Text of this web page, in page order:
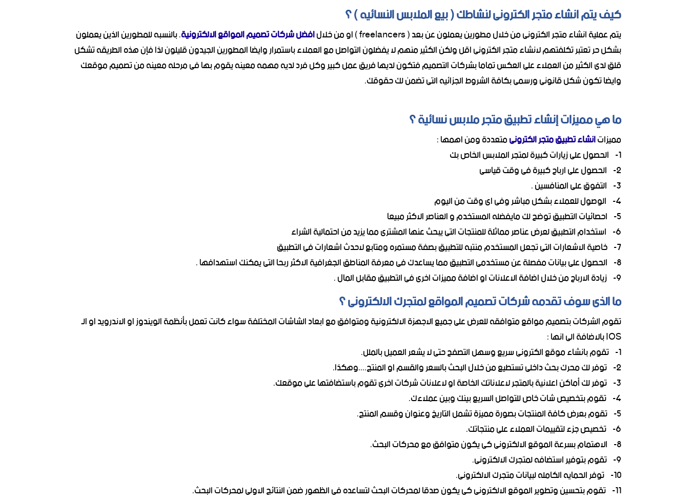
كيف يتم انشاء متجر الكترونى لنشاطك ( بيع الملابس النسائيه ) ؟
يتم عملية انشاء متجر الكترونى من خلال مطورين يعملون عن بعد ( freelancers ) او من خلال افضل شركات تصميم المواقع الالكترونية. بالنسبه للمطورين الذين يعملون
بشكل حر تعتبر تكلفتهم لانشاء متجر الكترونى اقل ولكن الكثير منهم لا يفضلون التواصل مع العملاء باستمرار وايضا المطورين الجيدون قليلون لذا فإن هذه الطريقه تشكل
قلق لدى الكثير من العملاء على العكس تماما بشركات التصميم فتكون لديها فريق عمل كبير وكل فرد لديه مهمه معينه يقوم بها فى مرحله معينه من تصميم موقعك
وايضا تكون شكل قانونى ورسمى بكافة الشروط الجزائيه التى تضمن لك حقوقك.
ما هي مميزات إنشاء تطبيق متجر ملابس نسائية ؟
مميزاتانشاء تطبيق متجر الكترونىمتعددة ومن اهمها :
1- الحصول على زيارات كبيرة لمتجر الملابس الخاص بك
2- الحصول على ارباح كبيرة فى وقت قياسى
3- التفوق على المنافسين .
4- الوصول للعملاء بشكل مباشر وفى اى وقت من اليوم
5- احصائيات التطبيق توضح لك مايفضله المستخدم و العناصر الاكثر مبيعا
6- استخدام التطبيق لعرض عناصر مماثلة للمنتجات التى يبحث عنها المشترى مما يزيد من احتمالية الشراء
7- خاصية الاشعارات التى تجعل المستخدم منتبه للتطبيق بصفة مستمره ومتابع لاحدث اشعارات فى التطبيق
8- الحصول على بيانات مفصلة عن مستخدمى التطبيق مما يساعدك فى معرفة المناطق الجغرافية الاكثر ربحا التى يمكنك استهدافها .
9- زيادة الارباح من خلال اضافة الاعلانات او اضافة مميزات اخرى فى التطبيق مقابل المال .
ما الذى سوف تقدمه شركات تصميم المواقع لمتجرك الالكترونى ؟
تقوم الشركات بتصميم مواقع متوافقه للعرض على جميع الاجهزة الالكترونية ومتوافق مع ابعاد الشاشات المختلفة سواء كانت تعمل بأنظمة الويندوز او الاندرويد او الـ
IOS بالاضافة الى انها :
1- تقوم بانشاء موقع الكترونى سريع وسهل التصفح حتى لا يشعر العميل بالملل.
2- توفر لك محرك بحث داخلى تستطيع من خلال البحث بالسعر والقسم او المنتج....وهكذا.
3- توفر لك أماكن اعلانية بالمتجر لاعلاناتك الخاصة او لاعلانات شركات اخرى تقوم باستضافتها على موقعك.
4- تقوم بتخصيص شات خاص للتواصل السريع بينك وبين عملاءك.
5- تقوم بعرض كافة المنتجات بصورة مميزة تشمل التاريخ وعنوان وقسم المنتج.
6- تخصيص جزء لتقييمات العملاء على منتجاتك.
8- الاهتمام بسرعة الموقع الالكترونى كى يكون متوافق مع محركات البحث.
9- تقوم بتوفير استضافه لمتجرك الالكترونى.
10- توفر الحمايه الكامله لبيانات متجرك الالكترونى.
11- تقوم بتحسين وتطوير الموقع الالكترونى كى يكون صدقا لمحركات البحث لتساعده فى الظهور ضمن النتائج الاولى لمحركات البحث.